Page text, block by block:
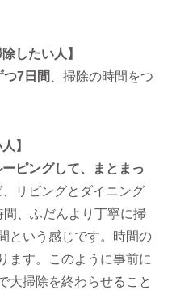
したい人】
つ7日間
、掃除の時間をつ
】
ピングして、まとまっ
リビングとダイニング
、ふだんより丁寧に掃
という感じです。時間の
ます。このように事前に
大掃除を終わらせること